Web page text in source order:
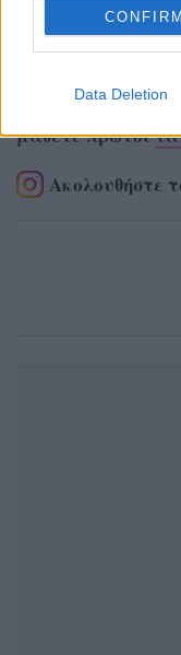
CONFIRM
Data Deletion
Ακολουθήστε
μάθετε πρώτοιτα
Ακολουθήστε